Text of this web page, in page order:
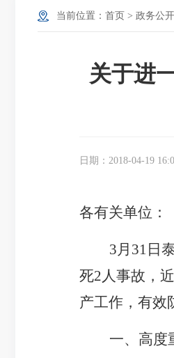
当前位置： 首页 > 政务公开
关于进
日期：2018-04-19
各有关单位：
3月31日
死2人事故，
产工作，有效
一、高度